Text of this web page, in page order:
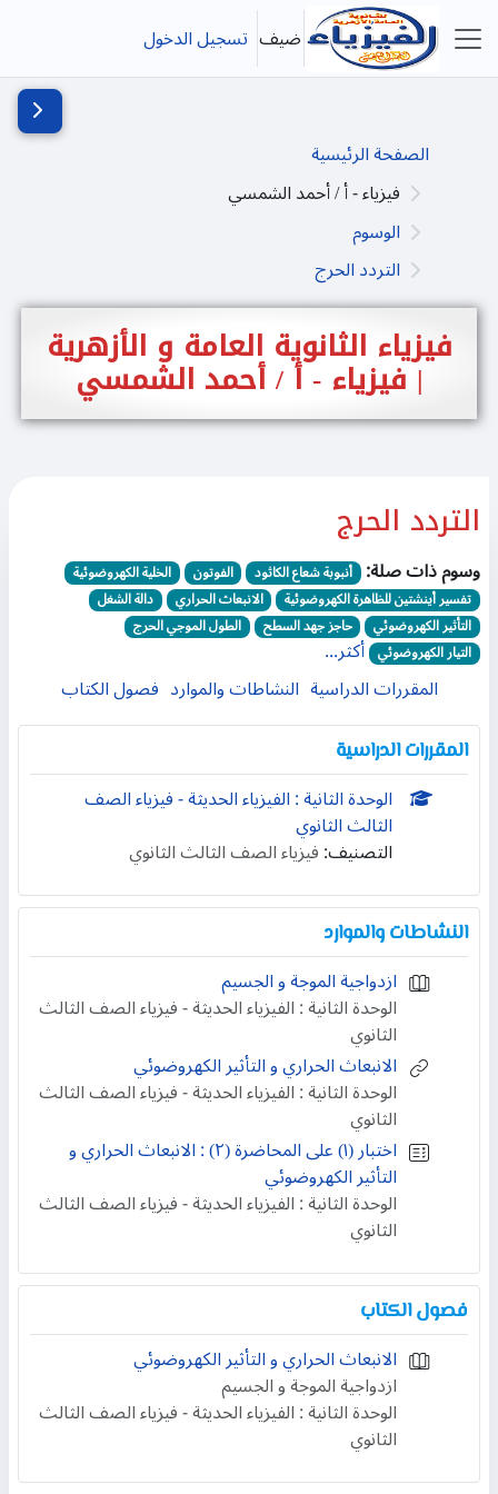
تخطى إلى المحتوى الرئيسي
واجهة جانبية
ضيف تسجيل الدخول
الصفحة الرئيسية
فيزياء - أ / أحمد الشمسي
الوسوم
التردد الحرج
فيزياء الثانوية العامة و الأزهرية
| فيزياء - أ / أحمد الشمسي
فتح
التردد الحرج
وسوم ذات صلة: أنبوبة شعاع الكاثود الفوتون
الخلية الكهروضوئية
تفسير أينشتين للظاهرة الكهروضوئية
الانبعاث الحراري
دالة الشغل
التأثير الكهروضوئي
حاجز جهد السطح
الطول الموجي الحرج
التيار الكهروضوئي أكثر...
المقررات الدراسية النشاطات والموارد فصول الكتاب
المقررات الدراسية
الوحدة الثانية : الفيزياء الحديثة - فيزياء الصف
الثالث الثانوي
التصنيف:فيزياء الصف الثالث الثانوي
النشاطات والموارد
ازدواجية الموجة و الجسيم
الوحدة الثانية : الفيزياء الحديثة - فيزياء الصف الثالث
الثانوي
الانبعاث الحراري و التأثير الكهروضوئي
الوحدة الثانية : الفيزياء الحديثة - فيزياء الصف الثالث
الثانوي
اختبار (۱) على المحاضرة (۲) : الانبعاث الحراري و
التأثير الكهروضوئي
الوحدة الثانية : الفيزياء الحديثة - فيزياء الصف الثالث
الثانوي
فصول الكتاب
الانبعاث الحراري و التأثير الكهروضوئي
ازدواجية الموجة و الجسيم
الوحدة الثانية : الفيزياء الحديثة - فيزياء الصف الثالث
الثانوي